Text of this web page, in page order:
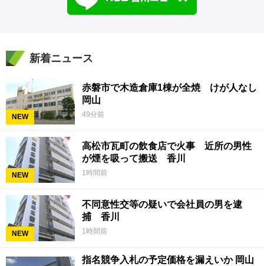
新着ニュース
NEW
赤磐市で木造倉庫1棟が全焼 けが人なし
岡山
49分前
NEW
高松市瓦町の飲食店で火事 近所の男性
が煙を吸って搬送 香川
1時間前
NEW
不同意性交等の疑いで会社員の男を逮
捕 香川
1時間前
指名競争入札の予定価格を漏えいか 岡山